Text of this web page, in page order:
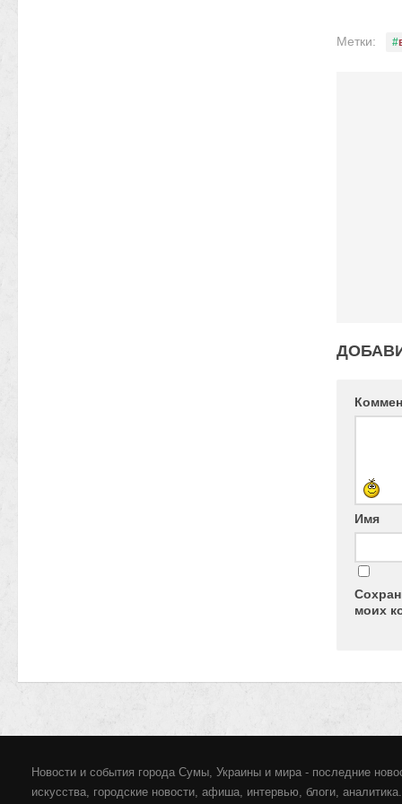
Метки:
Имя
моих
Новости и события города Сумы, Украины и мира - последние
искусства, городские новости, афиша, интервью, блоги, аналитика.